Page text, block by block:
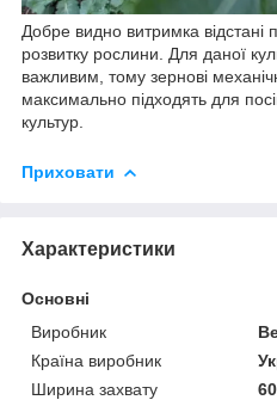
Добре видно витримка відстані
розвитку рослини. Для даної
важливим, тому зернові
максимально підходять для
культур.
Приховати
Характеристики
Основні
Виробник
Країна виробник
Ширина захвату